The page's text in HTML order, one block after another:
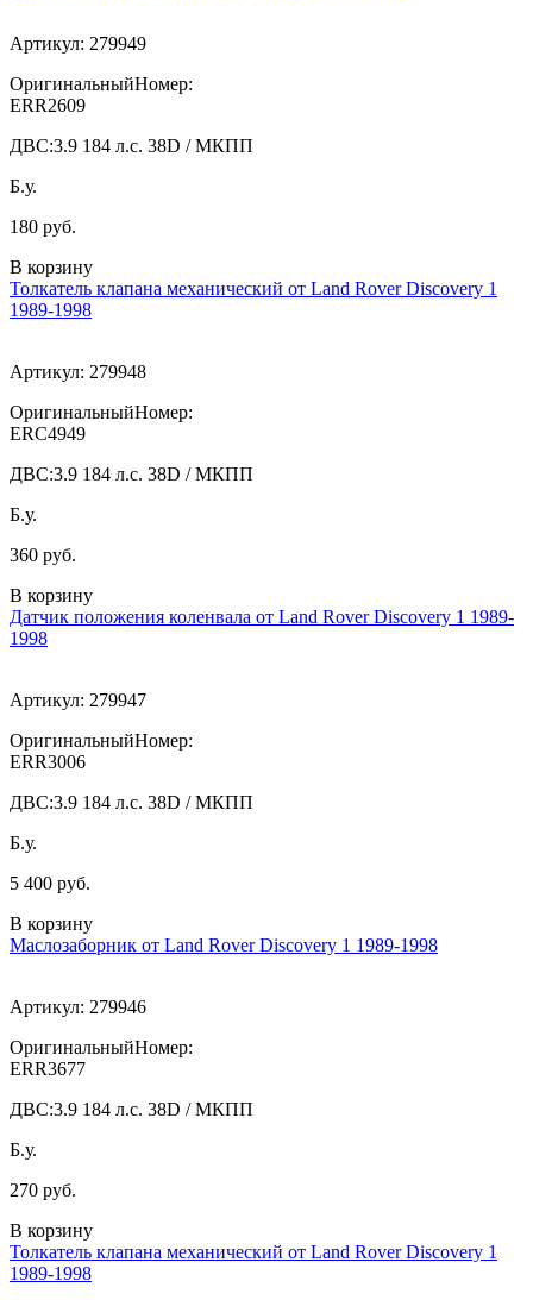
Артикул: 279949
ОригинальныйНомер:
ERR2609
ДВС:3.9 184 л.с. 38D / МКПП
Б.у.
180 руб.
В корзину
Толкатель клапана механический от Land Rover Discovery 1
1989-1998
Артикул: 279948
ОригинальныйНомер:
ERC4949
ДВС:3.9 184 л.с. 38D / МКПП
Б.у.
360 руб.
В корзину
Датчик положения коленвала от Land Rover Discovery 1 1989-
1998
Артикул: 279947
ОригинальныйНомер:
ERR3006
ДВС:3.9 184 л.с. 38D / МКПП
Б.у.
5 400 руб.
В корзину
Маслозаборник от Land Rover Discovery 1 1989-1998
Артикул: 279946
ОригинальныйНомер:
ERR3677
ДВС:3.9 184 л.с. 38D / МКПП
Б.у.
270 руб.
В корзину
Толкатель клапана механический от Land Rover Discovery 1
1989-1998